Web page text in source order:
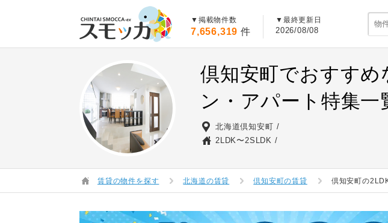
▼掲載物件数
7,656,319 件
▼最終更新日
2026/08/08
倶知安町でおすすめ
ン・アパート特集一
北海道倶知安町
2LDK〜2SLDK
賃貸の物件を探す 北海道の賃貸 倶知安町の賃貸 倶知安町の